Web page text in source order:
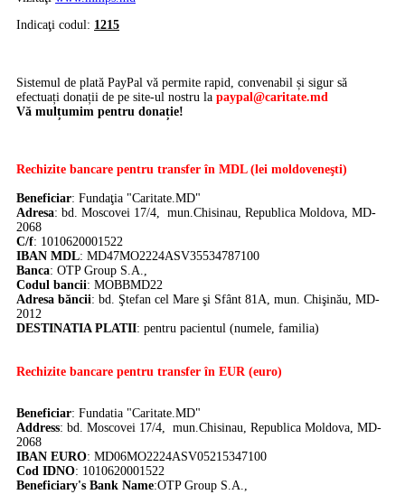
Indicaţi codul: 1215
Sistemul de plată PayPal vă permite rapid, convenabil și sigur să
efectuați donații de pe site-ul nostru la paypal@caritate.md
Vă mulțumim pentru donație!
Rechizite bancare pentru transfer în MDL (lei moldoveneşti)
Beneficiar: Fundaţia "Caritate.MD"
Adresa: bd. Moscovei 17/4, mun.Chisinau, Republica Moldova, MD-
2068
C/f: 1010620001522
IBAN MDL: MD47MO2224ASV35534787100
Banca: OTP Group S.A.,
Codul bancii: MOBBMD22
Adresa băncii: bd. Ştefan cel Mare şi Sfânt 81A, mun. Chişinău, MD-
2012
DESTINATIA PLATII: pentru pacientul (numele, familia)
Rechizite bancare pentru transfer în EUR (euro)
Beneficiar: Fundatia "Caritate.MD"
Address: bd. Moscovei 17/4, mun.Chisinau, Republica Moldova, MD-
2068
IBAN EURO: MD06MO2224ASV05215347100
Cod IDNO: 1010620001522
Beneficiary's Bank Name:OTP Group S.A.,